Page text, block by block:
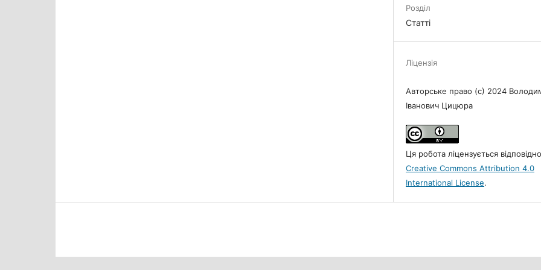
Розділ
Статті
Ліцензія
Авторське право (c) 2024
Іванович Цицюра
Ця робота ліцензується
Creative Commons Attribution 4.0
International License.